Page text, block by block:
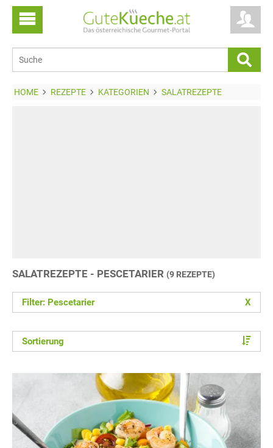
HOME REZEPTE KATEGORIEN SALATREZEPTE
SALATREZEPTE - PESCETARIER (9 REZEPTE)
Filter: Pescetarier X
Sortierung